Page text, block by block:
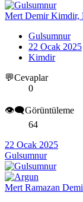
Mert Demir Kimdir,
Gulsumnur
22 Ocak 2025
Kimdir
💬Cevaplar
0
👁️‍🗨️Görüntüleme
64
22 Ocak 2025
Gulsumnur
Mert Ramazan